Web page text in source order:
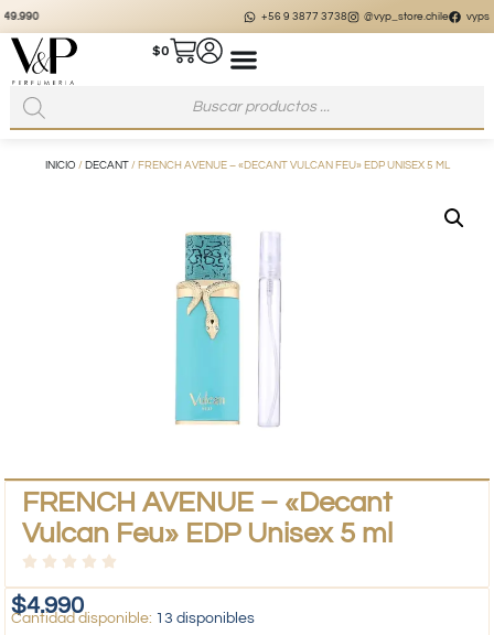
@vyp_store.chile vypstore.cl
$0
INICIO / DECANT/ FRENCH AVENUE – «DECANT VULCAN FEU» EDP UNISEX 5 ML
FRENCH AVENUE – «Decant
Vulcan Feu» EDP Unisex 5 ml
$4.990 13 disponibles